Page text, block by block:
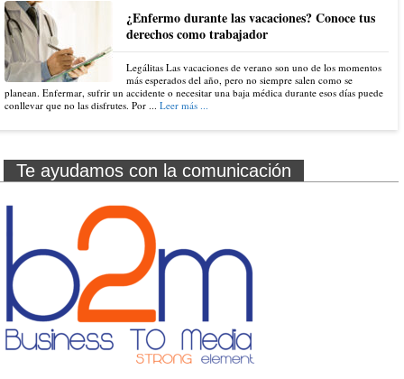
¿Enfermo durante las vacaciones? Conoce tus
derechos como trabajador
Legálitas Las vacaciones de verano son uno de los momentos
más esperados del año, pero no siempre salen como se
planean. Enfermar, sufrir un accidente o necesitar una baja médica durante esos días puede
conllevar que no las disfrutes. Por ... Leer más ...
Te ayudamos con la comunicación